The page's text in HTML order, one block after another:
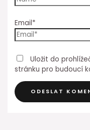
Email*
Uložit do
stránku pro budoucí